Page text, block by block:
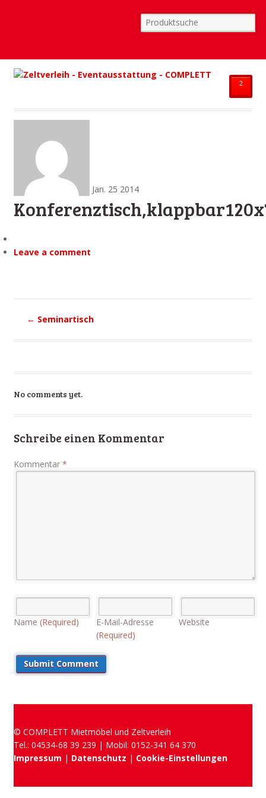
²
Jan. 25 2014
Leave a comment
← Seminartisch
No comments yet.
Schreibe einen Kommentar
Kommentar *
Name (Required)
E-Mail-Adresse
(Required)
Website
© COMPLETT Mietmöbel und Zeltverleih
Tel.: 04534-68 39 239 | Mobil: 0152-341 64 370
Impressum | Datenschutz | Cookie-Einstellungen